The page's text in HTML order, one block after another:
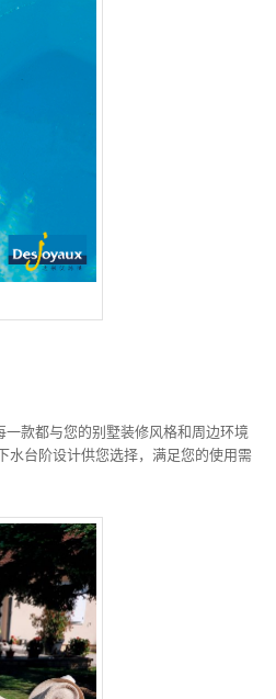
款都与您的别墅装修风格和周边环境
水台阶设计供您选择，满足您的使用需